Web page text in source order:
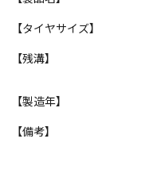
【タイヤサイズ】
【残溝】
【製造年】
【備考】